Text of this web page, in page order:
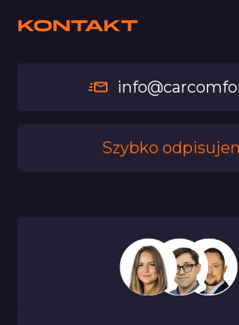
KONTAKT
Szybko